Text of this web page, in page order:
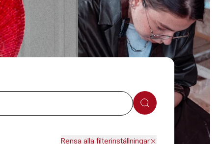
Sök
Rensa alla filterinställningar